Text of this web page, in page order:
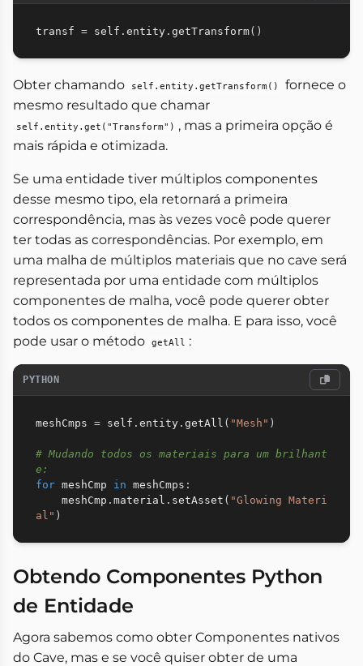
transf = self . entity . getTransform( )
Obter chamando self.entity.getTransform()
fornece o
mesmo resultado que chamar
self.entity.get("Transform") , mas a primeira opção é
mais rápida e otimizada.
Se uma entidade tiver múltiplos componentes
desse mesmo tipo, ela retornará a primeira
correspondência, mas às vezes você pode querer
ter todas as correspondências. Por exemplo, em
uma malha de múltiplos materiais que no cave será
representada por uma entidade com múltiplos
componentes de malha, você pode querer obter
todos os componentes de malha. E para isso, você
pode usar o método getAll :
PYTHON
meshCmps = self . entity . getAll ( "Mesh" )
# Mudando todos os materiais para um brilhant
e:
for meshCmp in meshCmps :
    meshCmp
. material . setAsset ( "Glowing Materi
al" )
Obtendo Componentes Python
de Entidade
Agora sabemos como obter Componentes nativos
do Cave, mas e se você quiser obter de uma